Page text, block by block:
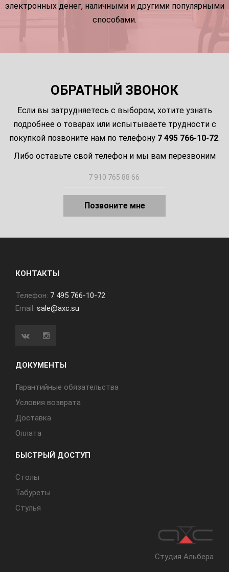
электронных денег, наличными и другими популярными
способами.
ОБРАТНЫЙ ЗВОНОК
Если вы затрудняетесь с выбором, хотите узнать
подробнее о товарах или испытываете трудности с
покупкой позвоните нам по телефону 7 495 766-10-72.
Либо оставьте свой телефон и мы вам перезвоним
Позвоните мне
КОНТАКТЫ
Телефон: 7 495 766-10-72
Email: sale@axc.su
ДОКУМЕНТЫ
Гарантийные обязательства
Условия возврата
Доставка
Оплата
БЫСТРЫЙ ДОСТУП
Cтолы
Табуреты
Стулья
Студия Альбера